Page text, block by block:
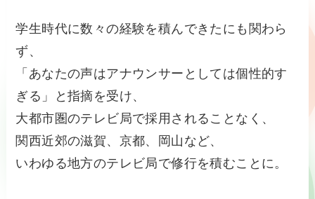
学生時代に数々の経験を積んできたにも関わら
ず、
「あなたの声はアナウンサーとしては個性的す
ぎる」と指摘を受け、
大都市圏のテレビ局で採用されることなく、
関西近郊の滋賀、京都、岡山など、
いわゆる地方のテレビ局で修行を積むことに。